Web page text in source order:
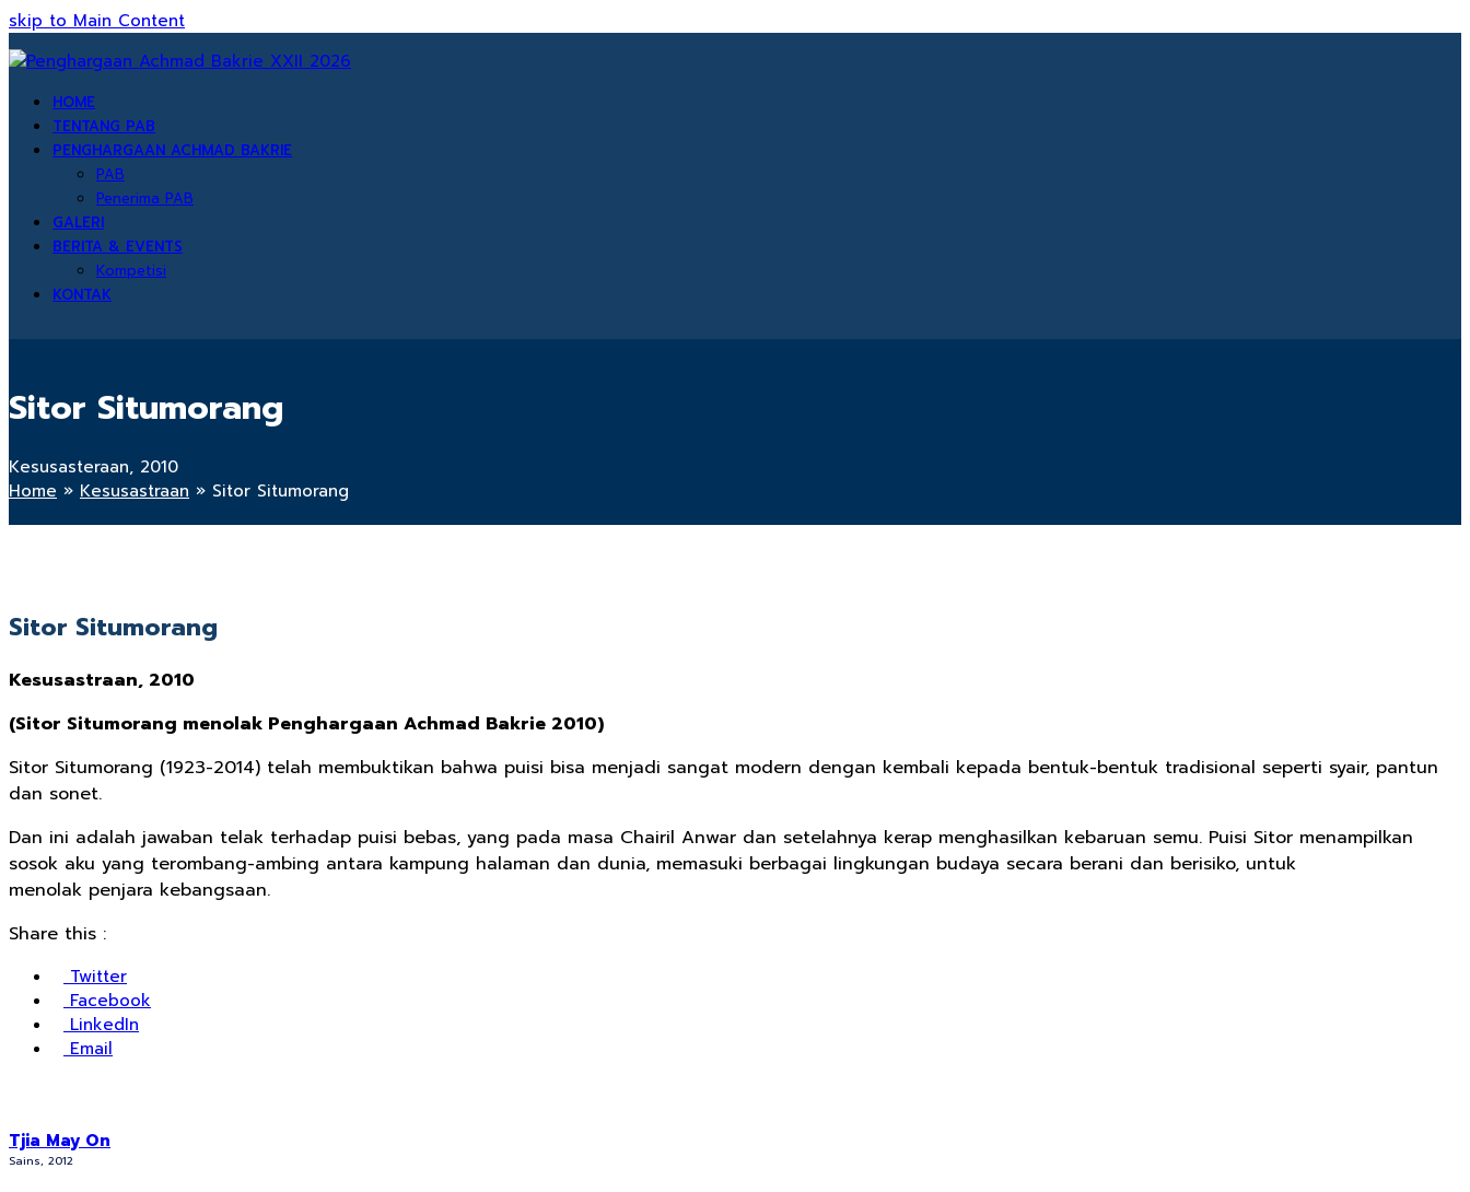
skip to Main Content
HOME
TENTANG PAB
PENGHARGAAN ACHMAD BAKRIE
PAB
Penerima PAB
GALERI
BERITA & EVENTS
Kompetisi
KONTAK
Sitor Situmorang
Kesusasteraan, 2010
Home » Kesusastraan » Sitor Situmorang
Sitor Situmorang
Kesusastraan, 2010
(Sitor Situmorang menolak Penghargaan Achmad Bakrie 2010)
Sitor Situmorang (1923-2014) telah membuktikan bahwa puisi bisa menjadi sangat modern dengan kembali kepada bentuk-bentuk tradisional seperti syair, pantun
dan sonet.
Dan ini adalah jawaban telak terhadap puisi bebas, yang pada masa Chairil Anwar dan setelahnya kerap menghasilkan kebaruan semu. Puisi Sitor menampilkan
sosok aku yang terombang-ambing antara kampung halaman dan dunia, memasuki berbagai lingkungan budaya secara berani dan berisiko, untuk
menolak penjara kebangsaan.
Share this :
Twitter
Facebook
LinkedIn
Email
Tjia May On
Sains, 2012